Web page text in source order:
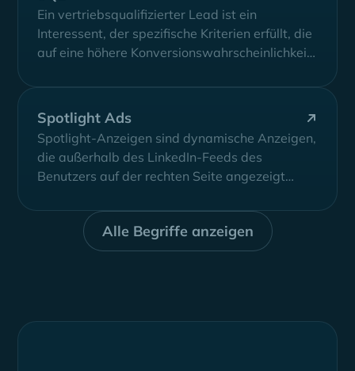
Ein vertriebsqualifizierter Lead ist ein
Interessent, der spezifische Kriterien erfüllt, die
auf eine höhere Konversionswahrscheinlichkeit
Spotlight Ads
Spotlight-Anzeigen sind dynamische Anzeigen,
die außerhalb des LinkedIn-Feeds des
Benutzers auf der rechten Seite angezeigt
Alle Begriffe anzeigen